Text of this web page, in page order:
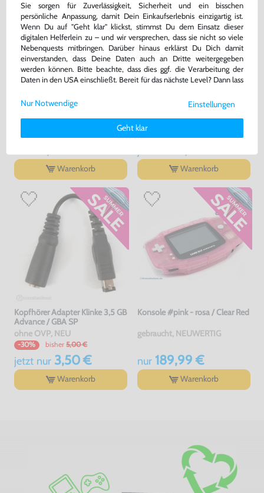
Wundertüte: 5 Original
GameBoy Advance Spiele
gebraucht
Warenkorb
5 Cases / Hüllen für Module
#verschiedene Farben
gebraucht
-70%
Warenkorb
Kopfhörer Adapter Klinke 3,5 GB
Advance / GBA SP
ohne OVP, NEU
-30% bisher 5,00 €
jetzt nur3,50 €
Warenkorb
Konsole #pink - rosa / Clear Red
gebraucht, NEUWERTIG
nur189,99 €
Warenkorb
Sie sorgen für Zuverlässigkeit, Sicherheit und ein bisschen
persönliche Anpassung, damit Dein Einkaufserlebnis einzigartig ist.
Wenn Du auf "Geht klar" klickst, stimmst Du dem Einsatz dieser
digitalen Helferlein zu – und wir versprechen, dass sie nicht so viele
Nebenquests mitbringen. Darüber hinaus erklärst Du Dich damit
einverstanden, dass Deine Daten auch an Dritte weitergegeben
werden können. Bitte beachte, dass dies ggf. die Verarbeitung der
Daten in den USA einschließt. Bereit für das nächste Level? Dann lass
Weitere Informationen zu den von uns verwendeten Cookies und
Deinen Rechten als Nutzer findest Du in unsererDaten­schutz­
Impressum.
Einstellungen
Geht klar
Nur Notwendige